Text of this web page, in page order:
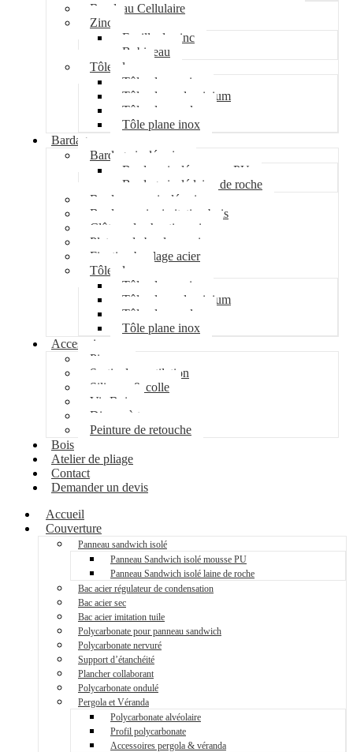
Bandeau Cellulaire
Zinc
Feuille de zinc
Bobineau
Tôle plane
Tôle plane acier
Tôle plane aluminium
Tôle plane galva
Tôle plane inox
Bardage
Bardage isolé acier
Bardage isolé mousse PU
Bardage isolé laine de roche
Bardage non isolé acier
Bardage acier imitation bois
Clôture de chantier acier
Plateau de bardage acier
Fixation bardage acier
Tôle plane
Tôle plane acier
Tôle plane aluminium
Tôle plane galva
Tôle plane inox
Accessoires
Pipeco
Sortie de ventilation
Silicone & colle
Vis Bois
Disque à tronçonner
Peinture de retouche
Bois
Atelier de pliage
Contact
Demander un devis
Accueil
Couverture
Panneau sandwich isolé
Panneau Sandwich isolé mousse PU
Panneau Sandwich isolé laine de roche
Bac acier régulateur de condensation
Bac acier sec
Bac acier imitation tuile
Polycarbonate pour panneau sandwich
Polycarbonate nervuré
Support d’étanchéité
Plancher collaborant
Polycarbonate ondulé
Pergola et Véranda
Polycarbonate alvéolaire
Profil polycarbonate
Accessoires pergola & véranda